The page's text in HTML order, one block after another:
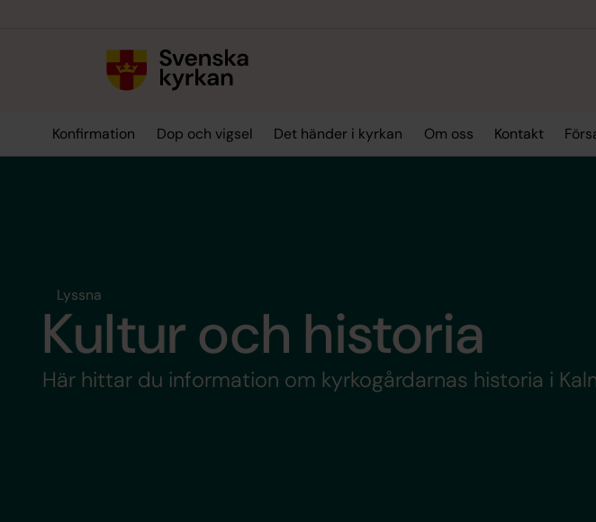
Konfirmation Dop och vigsel Det händer i kyrkan Om oss Kontakt
Lyssna
Kultur och historia
Här hittar du information om kyrkogårdarnas historia i